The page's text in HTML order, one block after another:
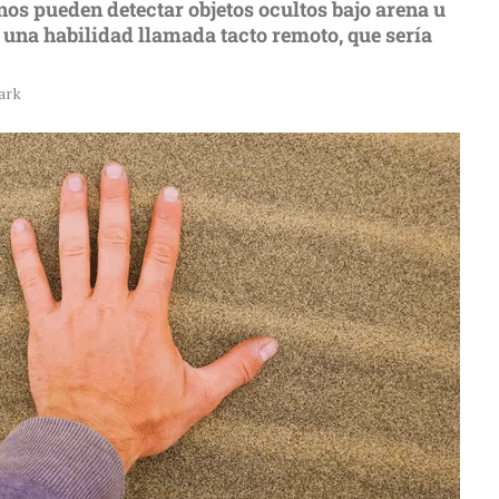
pueden detectar objetos ocultos bajo arena u
habilidad llamada tacto remoto, que sería